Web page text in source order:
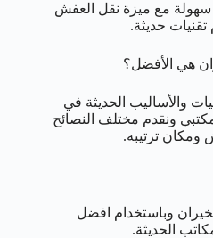
مع ميزة نقل العفش
حديثة.
هي الأفضل؟
والأساليب الحديثة في
ونقدم مختلف النصائح
ترتيبه.
وباستخدام افضل
الحديثة.